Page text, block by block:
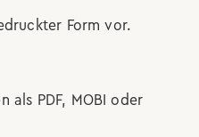
Form vor.
als PDF, MOBI oder